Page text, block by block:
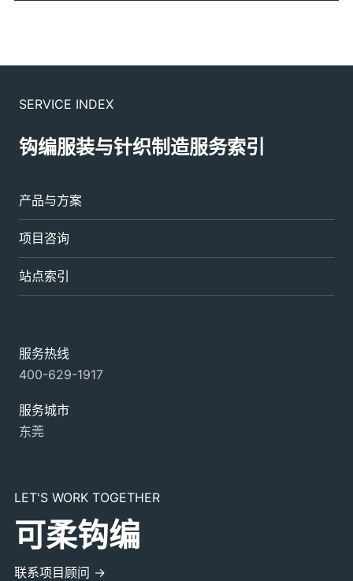
SERVICE INDEX
钩编服装与针织制造服务索引
产品与方案
项目咨询
站点索引
服务热线
400-629-1917
服务城市
东莞
LET'S WORK TOGETHER
可柔钩编
联系项目顾问 →